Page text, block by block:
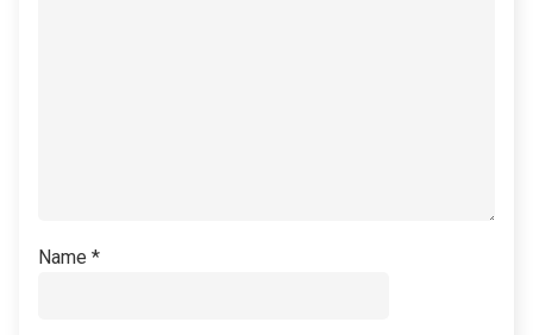
Name *